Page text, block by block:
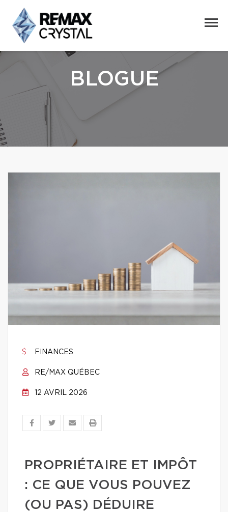
BLOGUE
FINANCES
RE/MAX QUÉBEC
12 AVRIL 2026
PROPRIÉTAIRE ET IMPÔT
: CE QUE VOUS POUVEZ
(OU PAS) DÉDUIRE